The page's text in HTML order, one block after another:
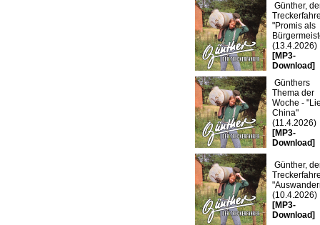
Günther,
"Promis als
(13.4.2026)
[MP3-
Download]
Günthers
Thema der
Woche -
China"
(11.4.2026)
[MP3-
Download]
Günther,
(10.4.2026)
[MP3-
Download]